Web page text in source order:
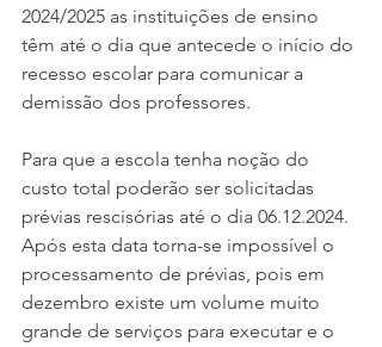
2024/2025 as instituições de ensino
têm até o dia que antecede o início do
recesso escolar para comunicar a
demissão dos professores.
Para que a escola tenha noção do
custo total poderão ser solicitadas
prévias rescisórias até o dia 06.12.2024.
Após esta data torna-se impossível o
processamento de prévias, pois em
dezembro existe um volume muito
grande de serviços para executar e o